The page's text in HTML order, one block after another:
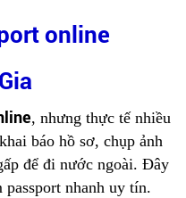
online
, nhưng thực tế nhiều
báo hồ sơ, chụp ảnh
để đi nước ngoài. Đây
nhanh uy tín.